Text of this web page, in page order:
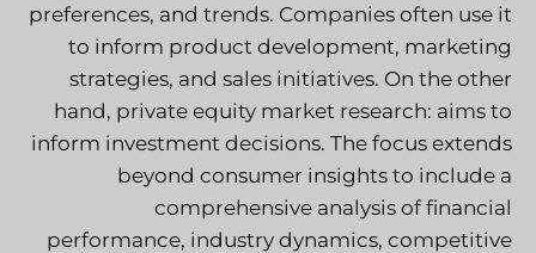
preferences, and trends. Companies often use it
to inform product development, marketing
strategies, and sales initiatives. On the other
hand, private equity market research: aims to
inform investment decisions. The focus extends
beyond consumer insights to include a
comprehensive analysis of financial
performance, industry dynamics, competitive